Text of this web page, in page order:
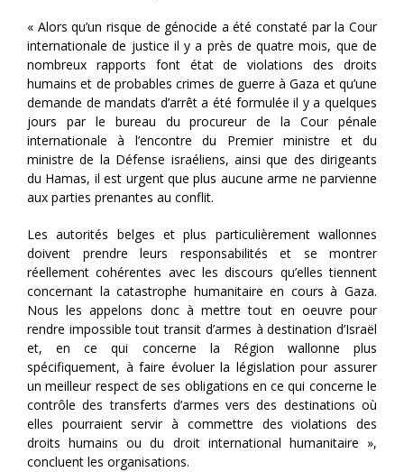
« Alors qu’un risque de génocide a été constaté par la Cour
internationale de justice il y a près de quatre mois, que de
nombreux rapports font état de violations des droits
humains et de probables crimes de guerre à Gaza et qu’une
demande de mandats d’arrêt a été formulée il y a quelques
jours par le bureau du procureur de la Cour pénale
internationale à l’encontre du Premier ministre et du
ministre de la Défense israéliens, ainsi que des dirigeants
du Hamas, il est urgent que plus aucune arme ne parvienne
aux parties prenantes au conflit.
Les autorités belges et plus particulièrement wallonnes
doivent prendre leurs responsabilités et se montrer
réellement cohérentes avec les discours qu’elles tiennent
concernant la catastrophe humanitaire en cours à Gaza.
Nous les appelons donc à mettre tout en oeuvre pour
rendre impossible tout transit d’armes à destination d’Israël
et, en ce qui concerne la Région wallonne plus
spécifiquement, à faire évoluer la législation pour assurer
un meilleur respect de ses obligations en ce qui concerne le
contrôle des transferts d’armes vers des destinations où
elles pourraient servir à commettre des violations des
droits humains ou du droit international humanitaire »,
concluent les organisations.